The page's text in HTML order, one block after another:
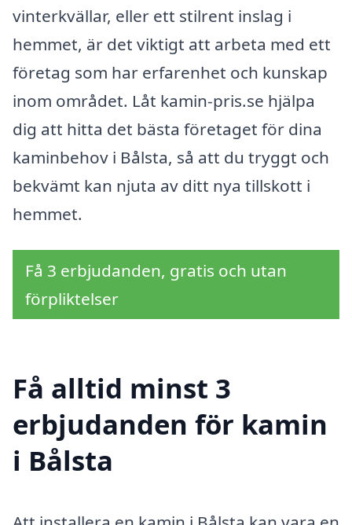
vinterkvällar, eller ett stilrent inslag i
hemmet, är det viktigt att arbeta med ett
företag som har erfarenhet och kunskap
inom området. Låt kamin-pris.se hjälpa
dig att hitta det bästa företaget för dina
kaminbehov i Bålsta, så att du tryggt och
bekvämt kan njuta av ditt nya tillskott i
hemmet.
Få 3 erbjudanden, gratis och utan
förpliktelser
Få alltid minst 3
erbjudanden för kamin
i Bålsta